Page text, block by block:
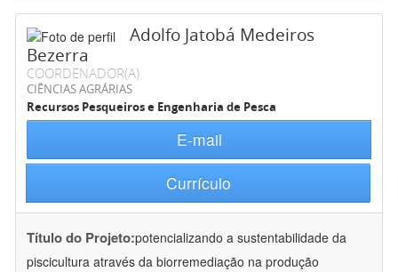
Adolfo Jatobá Medeiros
Bezerra
COORDENADOR(A)
CIÊNCIAS AGRÁRIAS
Recursos Pesqueiros e Engenharia de Pesca
E-mail
Currículo
Título do Projeto:potencializando a sustentabilidade da
piscicultura através da biorremediação na produção